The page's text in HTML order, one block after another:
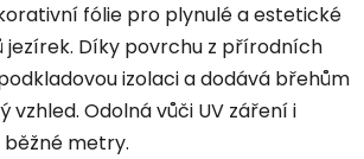
fólie pro plynulé a estetické
jezírek. Díky povrchu z přírodních
izolaci a dodává břehům
vzhled. Odolná vůči UV záření i
běžné metry.